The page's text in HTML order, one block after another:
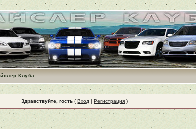
Клуба.
Здравствуйте, гость (Вход |Регистрация )